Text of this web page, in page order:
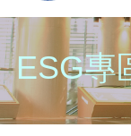
ESG專